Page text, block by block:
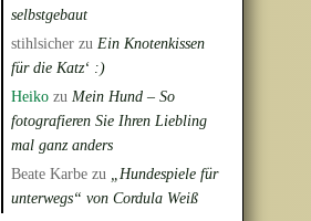
selbstgebaut
stihlsicher zu Ein Knotenkissen
für die Katz‘ :)
Heiko zu Mein Hund – So
fotografieren Sie Ihren Liebling
mal ganz anders
Beate Karbe zu „Hundespiele für
unterwegs“ von Cordula Weiß